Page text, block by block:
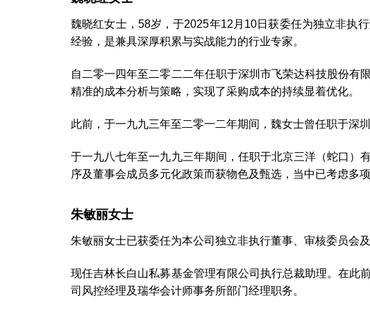
魏晓红女士，58岁，于2025年12月10日获委任为独立非执
经验，是兼具深厚积累与实战能力的行业专家。
自二零一四年至二零二二年任职于深圳市飞荣达科技股份
精准的成本分析与策略，实现了采购成本的持续显着优化。
此前，于一九九三年至二零一二年期间，魏女士曾任职于深
于一九八七年至一九九三年期间，任职于北京三洋（蛇口）
序及董事会成员多元化政策而获物色及甄选，当中已考虑多
朱敏丽女士
朱敏丽女士已获委任为本公司独立非执行董事、审核委员会
现任吉林长白山私募基金管理有限公司执行总裁助理。在此
司风控经理及瑞华会计师事务所部门经理职务。